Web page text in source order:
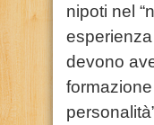
nipoti nel
devono